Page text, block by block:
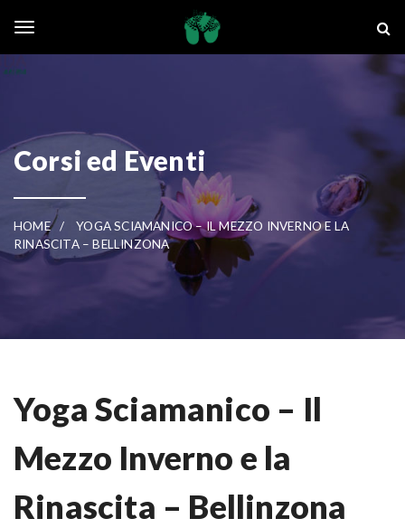
Corsi ed Eventi
HOME
YOGA SCIAMANICO – IL MEZZO INVERNO E LA
RINASCITA – BELLINZONA
Yoga Sciamanico – Il
Mezzo Inverno e la
Rinascita – Bellinzona